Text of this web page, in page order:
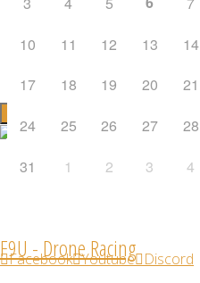
Search
F9U - Drone Racing
Facebook Youtube Discord
10
11 12 13 14
17
18 19 20 21
24
25 26 27 28
31
1 2 3 4
Archives